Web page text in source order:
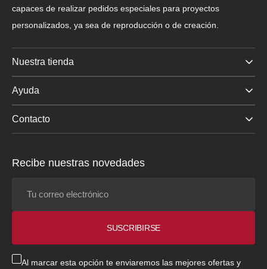
capaces de realizar pedidos especiales para proyectos
personalizados, ya sea de reproducción o de creación.
Nuestra tienda
Ayuda
Contacto
Recibe nuestras novedades
SUSCRIBIRSE
Al marcar esta opción te enviaremos las mejores ofertas y